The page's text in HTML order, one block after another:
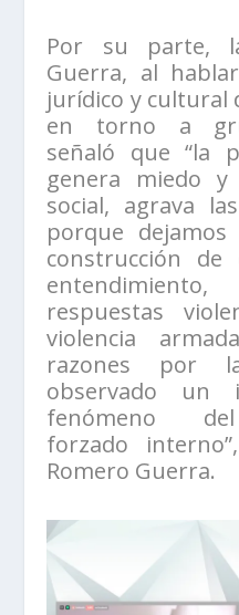
Por su parte,
Guerra, al
jurídico y cultural
en torno a
señaló que “la
genera miedo
social, agrava
porque
construcción
respuestas
violencia
razones por
observado un
fenómeno del
forzado
Romero Guerra.